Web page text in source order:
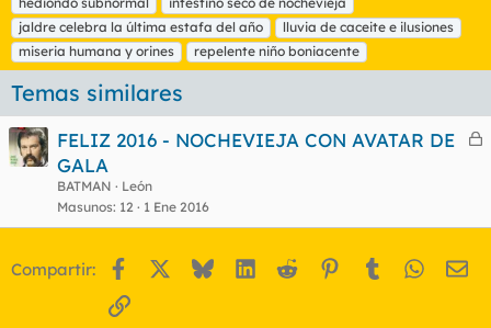
t
a
s
jaldre celebra la última estafa del año
lluvia de caceite e ilusiones
miseria humana y orines
repelente niño boniacente
Temas similares
C
a
FELIZ 2016 - NOCHEVIEJA CON AVATAR DE
GALA
BATMAN
León
Masunos 12 1 Ene 2016
Compartir: Facebook BlueskyLinkedIn
Reddit Pinterest
Tumblr
Enlace